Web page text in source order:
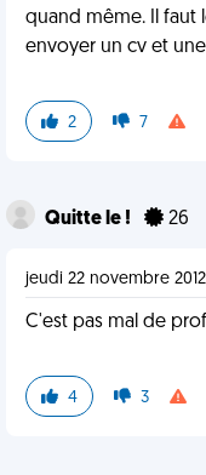
quand même. Il faut
envoyer un cv et
2 7
Quitte le ! 26
jeudi 22 novembre 2012
C'est pas mal de
4 3